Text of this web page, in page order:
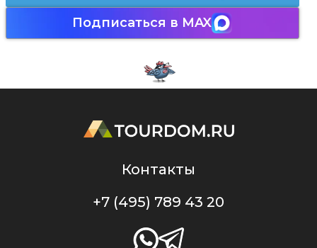
Подписаться в MAX
Контакты
+7 (495) 789 43 20